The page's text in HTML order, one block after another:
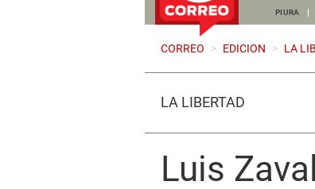
PIURA
CORREO > EDICION > LA
LA LIBERTAD
Luis